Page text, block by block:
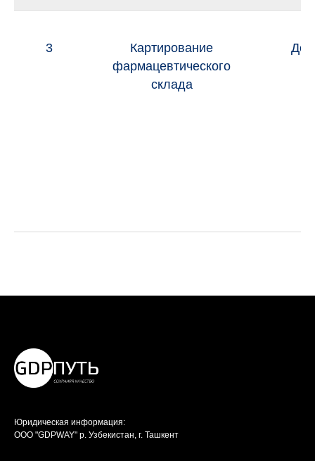
3
Картирование
фармацевтического
склада
Юридическая информация:
ООО "GDPWAY" р. Узбекистан, г. Ташкент